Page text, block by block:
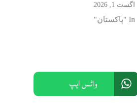
اگست 1, 2026
In "پاکستان"
واٹس ایپ